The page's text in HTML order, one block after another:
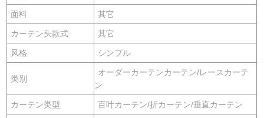
面料 其它
カーテン头款式 其它
风格 シンプル
类别
オーダーカーテンカーテン/レースカーテ
ン
カーテン类型 百叶カーテン/折カーテン/垂直カーテン